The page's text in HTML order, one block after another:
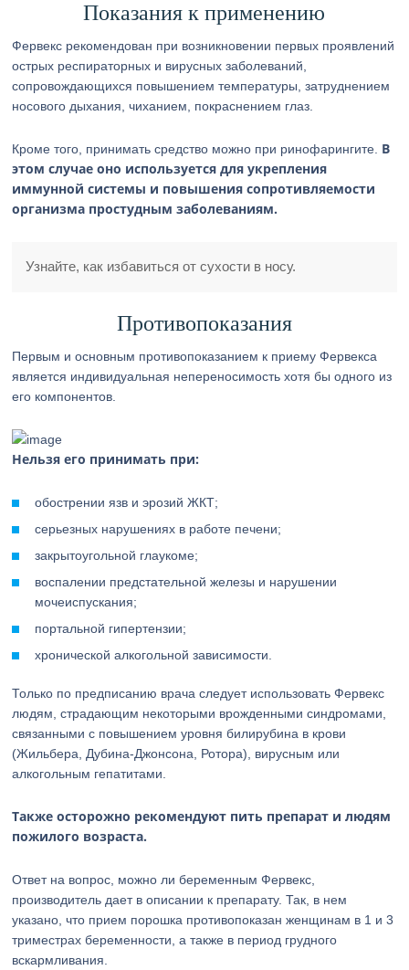
Показания к применению
Фервекс рекомендован при возникновении первых проявлений
острых респираторных и вирусных заболеваний,
сопровождающихся повышением температуры, затруднением
носового дыхания, чиханием, покраснением глаз.
Кроме того, принимать средство можно при ринофарингите. В
этом случае оно используется для укрепления
иммунной системы и повышения сопротивляемости
организма простудным заболеваниям.
Узнайте, как избавиться от сухости в носу.
Противопоказания
Первым и основным противопоказанием к приему Фервекса
является индивидуальная непереносимость хотя бы одного из
его компонентов.
Нельзя его принимать при:
обострении язв и эрозий ЖКТ;
серьезных нарушениях в работе печени;
закрытоугольной глаукоме;
воспалении предстательной железы и нарушении
мочеиспускания;
портальной гипертензии;
хронической алкогольной зависимости.
Только по предписанию врача следует использовать Фервекс
людям, страдающим некоторыми врожденными синдромами,
связанными с повышением уровня билирубина в крови
(Жильбера, Дубина-Джонсона, Ротора), вирусным или
алкогольным гепатитами.
Также осторожно рекомендуют пить препарат и людям
пожилого возраста.
Ответ на вопрос, можно ли беременным Фервекс,
производитель дает в описании к препарату. Так, в нем
указано, что прием порошка противопоказан женщинам в 1 и 3
триместрах беременности, а также в период грудного
вскармливания.